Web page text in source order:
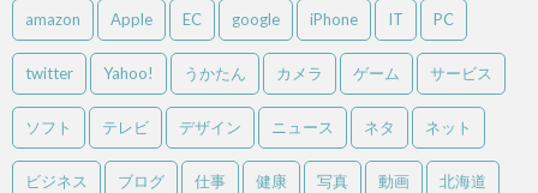
amazon Apple EC google iPhone IT PC
twitter Yahoo! うかたん カメラ ゲーム サービス
ソフト テレビ デザイン ニュース ネタ ネット
ビジネス ブログ 仕事 健康 写真 動画 北海道